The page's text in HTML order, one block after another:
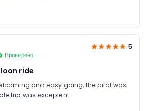
Проверено
5
ride
and easy going, the pilot was
trip was exceplent.